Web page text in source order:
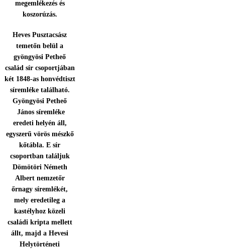
megemlékezés és
koszorúzás.
Heves Pusztacsász
temetőn belül a
gyöngyösi Petheő
család sír csoportjában
két 1848-as honvédtiszt
síremléke található.
Gyöngyösi Petheő
János síremléke
eredeti helyén áll,
egyszerű vörös mészkő
kőtábla. E sír
csoportban találjuk
Dömötöri Németh
Albert nemzetőr
őrnagy síremlékét,
mely eredetileg a
kastélyhoz közeli
családi kripta mellett
állt, majd a Hevesi
Helytörténeti